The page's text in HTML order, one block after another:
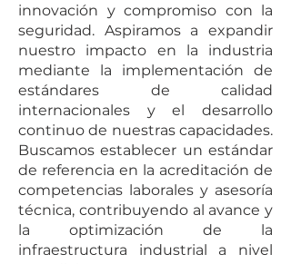
innovación y compromiso con la
seguridad. Aspiramos a expandir
nuestro impacto en la industria
mediante la implementación de
estándares de calidad
internacionales y el desarrollo
continuo de nuestras capacidades.
Buscamos establecer un estándar
de referencia en la acreditación de
competencias laborales y asesoría
técnica, contribuyendo al avance y
la optimización de la
infraestructura industrial a nivel